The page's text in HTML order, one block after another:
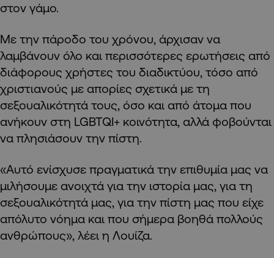
στον γάμο.
Με την πάροδο του χρόνου, άρχισαν να
λαμβάνουν όλο και περισσότερες ερωτήσεις από
διάφορους χρήστες του διαδικτύου, τόσο από
χριστιανούς με απορίες σχετικά με τη
σεξουαλικότητά τους, όσο και από άτομα που
ανήκουν στη LGBTQI+ κοινότητα, αλλά φοβούνται
να πλησιάσουν την πίστη.
«Αυτό ενίσχυσε πραγματικά την επιθυμία μας να
μιλήσουμε ανοιχτά για την ιστορία μας, για τη
σεξουαλικότητά μας, για την πίστη μας που είχε
απόλυτο νόημα και που σήμερα βοηθά πολλούς
ανθρώπους», λέει η Λουίζα.